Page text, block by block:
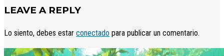
LEAVE A REPLY
Lo siento, debes estar conectado para publicar un comentario.